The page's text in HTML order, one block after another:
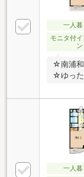
一人暮
モニタ付
ン
☆南浦和
☆ゆっ
一人暮